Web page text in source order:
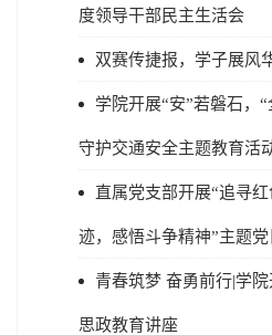
度领导干部民主生活会
双赛传捷报，学子展风
学院开展“安”若磐石，“
守护交通安全主题教育活
直属党支部开展“追寻红
迹，感悟斗争精神”主题
青春筑梦 奋勇前行|学
思政教育讲座